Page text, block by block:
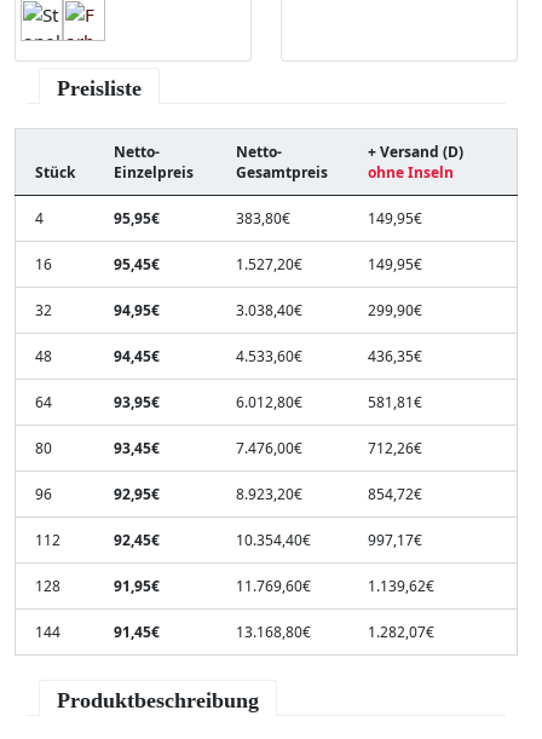
Preisliste
Stück
Netto-
Einzelpreis
Netto-
Gesamtpreis
+ Versand (D)
ohne Inseln
4 95,95€ 383,80€ 149,95€
16 95,45€ 1.527,20€ 149,95€
32 94,95€ 3.038,40€ 299,90€
48 94,45€ 4.533,60€ 436,35€
64 93,95€ 6.012,80€ 581,81€
80 93,45€ 7.476,00€ 712,26€
96 92,95€ 8.923,20€ 854,72€
112 92,45€ 10.354,40€ 997,17€
128 91,95€ 11.769,60€ 1.139,62€
144 91,45€ 13.168,80€ 1.282,07€
Produktbeschreibung